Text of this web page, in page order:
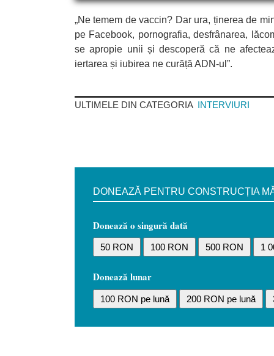
„Ne temem de vaccin? Dar ura, ținerea de
pe Facebook, pornografia, desfrânarea,
se apropie unii și descoperă că ne
iertarea și iubirea ne curăță ADN-ul”.
ULTIMELE DIN CATEGORIA INTERVIURI
DONEAZĂ PENTRU CONSTRUCȚIA
Donează o singură dată
50 RON 100 RON 500 RON 1
Donează lunar
100 RON pe lună 200 RON pe lună